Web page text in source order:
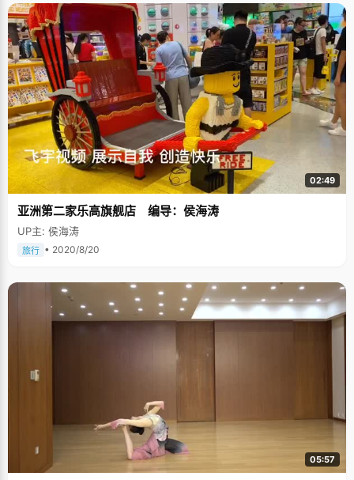
直保持到高考的时候。 扎西次仁的高三生活并不是枯燥无味的，在学习的主
旋律下还有许多快乐的小插曲。他特别喜欢打篮球，常常跟同学们举行一些
小比赛，有时候还向老师们挑战一下，在课余的时候彻底的放松自己绷紧的
神经。藏族是个能歌善舞的民族，只要有旋律的地方就有他们舞动的身影。
周末的时候，扎西次仁就跟一群藏族朋友聚在一起，载歌载舞，可以想像出
当时的场面，一群穿着藏族服装的孩子，跳着轻松欢快的锅庄，充满了欢声
笑语。很可惜，采访那天没能看到扎西次仁的舞姿，不过他教会了我藏语的
问候："扎西德勒"，还有藏族那个典型虔诚的问候姿势，左脚跟向外点，双
手打开，向前轻轻弯腰低头。 进入北京大学以后，扎西次仁明显感觉出自己
与一些发达地区同学之间实力的差距，尤其是英语和数学是最大的薄弱环
节，不过，扎西次仁已经做好了认真努力的准备，环境是客观的，条件是可
以自己创造的，结果的好与坏全在乎于你的努力。"天行健，君子以自强不
息！"（出自《易经》）这是扎西次仁最喜欢的一句话，在这里，他把这句话
送给所有的师弟师妹们，"在面对人生中的挑战时，保持一颗自强不息的心，
希望就在前方，扎西德勒！"
02:49
亚洲第二家乐高旗舰店 编导：侯海涛
UP主: 侯海涛
旅行 • 2020/8/20
05:57